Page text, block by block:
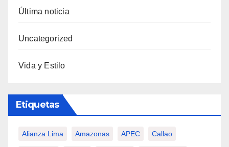
Última noticia
Uncategorized
Vida y Estilo
Etiquetas
Alianza Lima Amazonas APEC Callao